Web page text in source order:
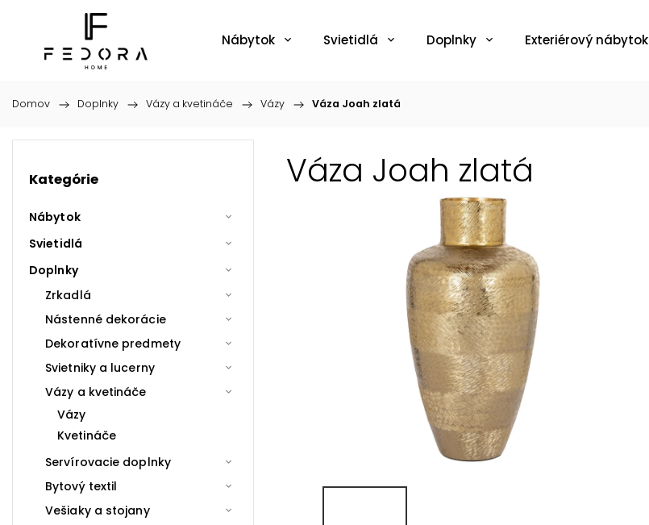
Nábytok Svietidlá Doplnky Exteriérový nábytok
Domov / Doplnky / Vázy a kvetináče / Vázy / Váza Joah zlatá
Kategórie
Nábytok
Svietidlá
Doplnky
Zrkadlá
Nástenné dekorácie
Dekoratívne predmety
Svietniky a lucerny
Vázy a kvetináče
Vázy
Kvetináče
Servírovacie doplnky
Bytový textil
Vešiaky a stojany
Váza Joah zlatá